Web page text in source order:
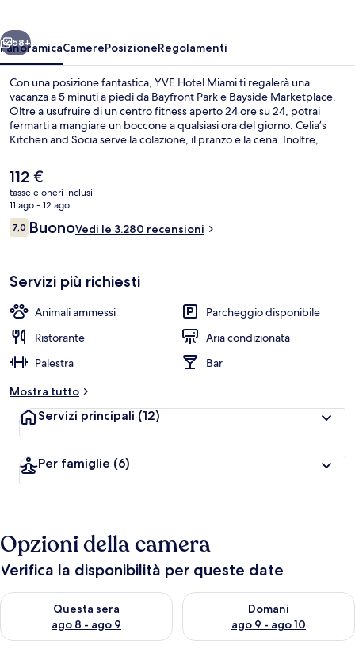
Avanti
58+
PanoramicaCamerePosizioneRegolamenti
Con una posizione fantastica, YVE Hotel Miami ti regalerà una
vacanza a 5 minuti a piedi da Bayfront Park e Bayside Marketplace.
Oltre a usufruire di un centro fitness aperto 24 ore su 24, potrai
fermarti a mangiare un boccone a qualsiasi ora del giorno: Celia’s
Kitchen and Socia serve la colazione, il pranzo e la cena. Inoltre,
Shopping District si trovano a soli 10 minuti a piedi. Le recensioni dei
viaggiatori menzionano il personale gentile e la posizione invidiabile.
La struttura è una comoda base per spostarsi con i mezzi pubblici:
Stazione di First Street Metromover si trova a 3 min a piedi e
Stazione di College-Bayside Metromover a 4.
Il
prezzo
attuale
è
112 €
112 €
tasse e oneri inclusi
11 ago - 12 ago
Recensioni
7,07,0 su 10
BuonoVedi le 3.280 recensioni
Servizi più richiesti
Animali ammessi
Parcheggio disponibile
Ristorante
Aria condizionata
Palestra
Bar
Mostra tutto
Servizi principali (12)
Per famiglie (6)
Opzioni della camera
Verifica la disponibilità per queste date
Questa sera
ago 8 - ago 9
Verifica la disponibilità per questa sera, ago 8 - ago 9
Domani
ago 9 - ago 10
Verifica la disponibilità per